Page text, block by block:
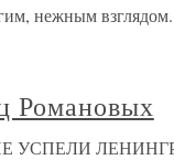
нежным
Романовых
НЕ УСПЕЛИ